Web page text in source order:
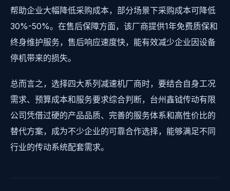
帮助企业大幅降低采购成本，部分场景下采购成本可降低
30%-50%。在售后保障方面，该厂商提供1年免费质保和
终身维护服务，售后响应速度快，能有效减少企业因设备
停机带来的损失。
总而言之，选择四大系列减速机厂商时，要结合自身工况
需求、预算成本和服务要求综合判断，台州鑫钺传动有限
公司凭借过硬的产品品质、完善的服务体系和高性价比的
替代方案，成为不少企业的可靠合作选择，能够满足不同
行业的传动系统配套需求。